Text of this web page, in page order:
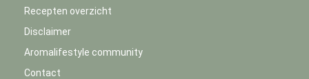
Recepten overzicht
Disclaimer
Aromalifestyle community
Contact